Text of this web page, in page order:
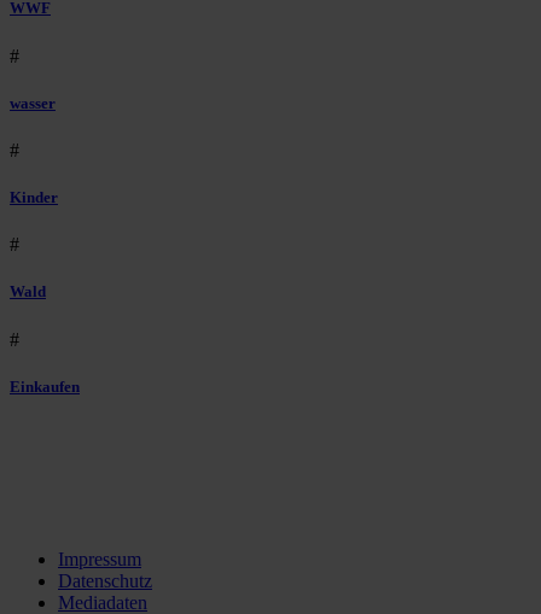
WWF
#
wasser
#
Kinder
#
Wald
#
Einkaufen
Impressum
Datenschutz
Mediadaten